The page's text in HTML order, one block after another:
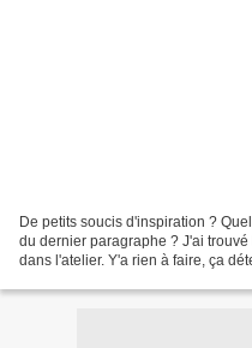
De petits soucis d'inspiration ?
du dernier paragraphe ? J'ai
dans l'atelier. Y'a rien à faire, ça